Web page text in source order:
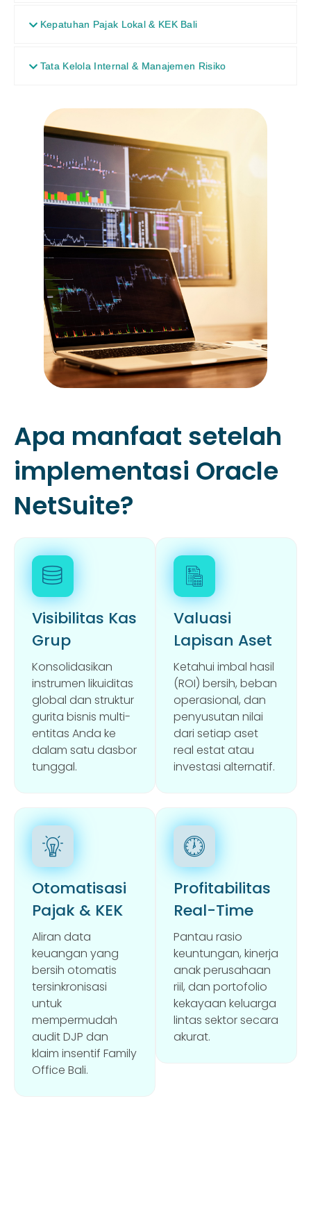
Kepatuhan Pajak Lokal & KEK Bali
Tata Kelola Internal & Manajemen Risiko
Apa manfaat setelah
implementasi Oracle
NetSuite?
Visibilitas Kas
Grup
Konsolidasikan
instrumen likuiditas
global dan struktur
gurita bisnis multi-
entitas Anda ke
dalam satu dasbor
tunggal.
Valuasi
Lapisan Aset
Ketahui imbal hasil
(ROI) bersih, beban
operasional, dan
penyusutan nilai
dari setiap aset
real estat atau
investasi alternatif.
Otomatisasi
Pajak & KEK
Aliran data
keuangan yang
bersih otomatis
tersinkronisasi
untuk
mempermudah
audit DJP dan
klaim insentif Family
Office Bali.
Profitabilitas
Real-Time
Pantau rasio
keuntungan, kinerja
anak perusahaan
riil, dan portofolio
kekayaan keluarga
lintas sektor secara
akurat.